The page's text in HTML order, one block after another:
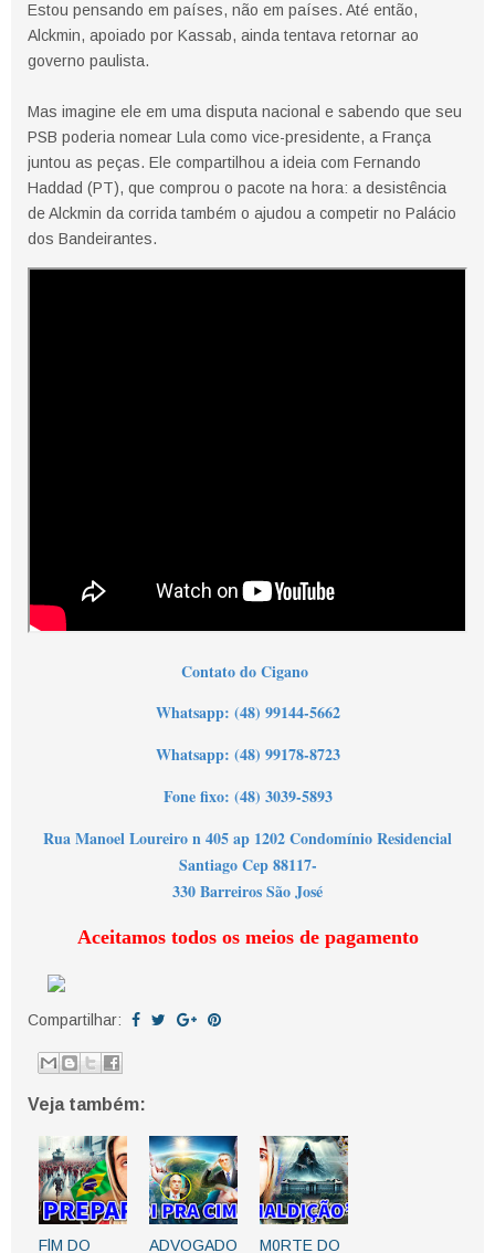
Estou pensando em países, não em países. Até então,
Alckmin, apoiado por Kassab, ainda tentava retornar ao
governo paulista.
Mas imagine ele em uma disputa nacional e sabendo que seu
PSB poderia nomear Lula como vice-presidente, a França
juntou as peças. Ele compartilhou a ideia com Fernando
Haddad (PT), que comprou o pacote na hora: a desistência
de Alckmin da corrida também o ajudou a competir no Palácio
dos Bandeirantes.
Contato do Cigano
Whatsapp: (48) 99144-5662
Whatsapp: (48) 99178-8723
Fone fixo: (48) 3039-5893
Rua Manoel Loureiro n 405 ap 1202 Condomínio Residencial
Santiago Cep 88117-
330 Barreiros São José
Aceitamos todos os meios de pagamento
Compartilhar:
Veja também:
FlM DO ADVOGADO M0RTE DO